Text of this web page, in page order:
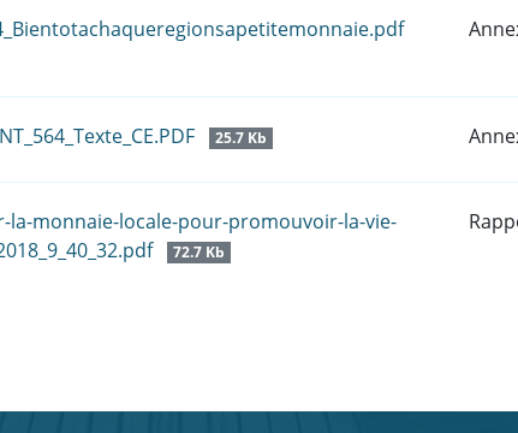
25.7 Kb
la-monnaie-locale-pour-promouvoir-la-vie-
72.7 Kb